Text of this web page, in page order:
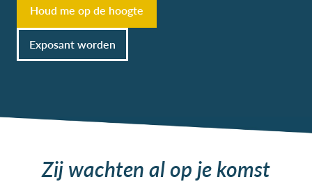
Houd me op de hoogte
Exposant worden
Zij wachten al op je komst